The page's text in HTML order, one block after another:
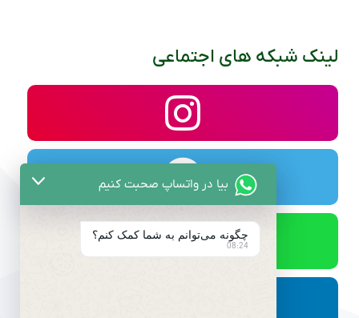
لینک شبکه های اجتماعی
بیا در واتساپ صحبت کنیم
چگونه می‌توانم به شما کمک کنم؟
08:24